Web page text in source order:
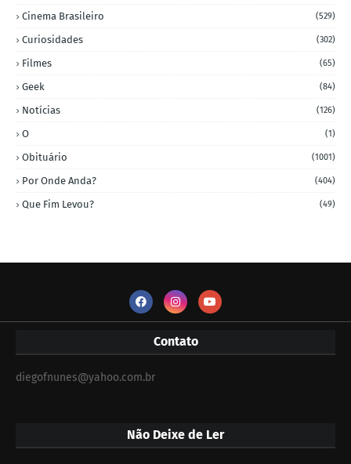
Cinema Brasileiro (529)
Curiosidades (302)
Filmes (65)
Geek (84)
Notícias (126)
O (1)
Obituário (1001)
Por Onde Anda? (404)
Que Fim Levou? (49)
Contato
diegofnunes@yahoo.com.br
Não Deixe de Ler